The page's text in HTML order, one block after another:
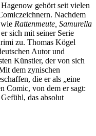
Hagenow gehört seit vielen
Nachdem
Rattenmeute, Samurella
sich mit seiner Serie
zu. Thomas Kögel
Autor und
Künstler, der von sich
dem zynischen
die er als „eine
Comic, von dem er sagt:
das absolut